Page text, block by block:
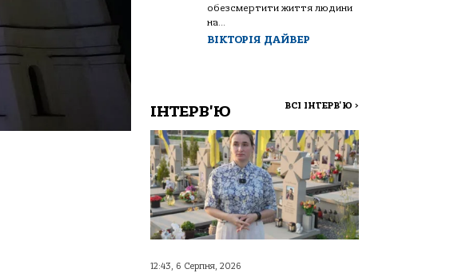
обезсмертити життя людини
на...
ВІКТОРІЯ ДАЙВЕР
ІНТЕРВ'Ю ВСІ ІНТЕРВ'Ю >
12:43, 6 Серпня, 2026